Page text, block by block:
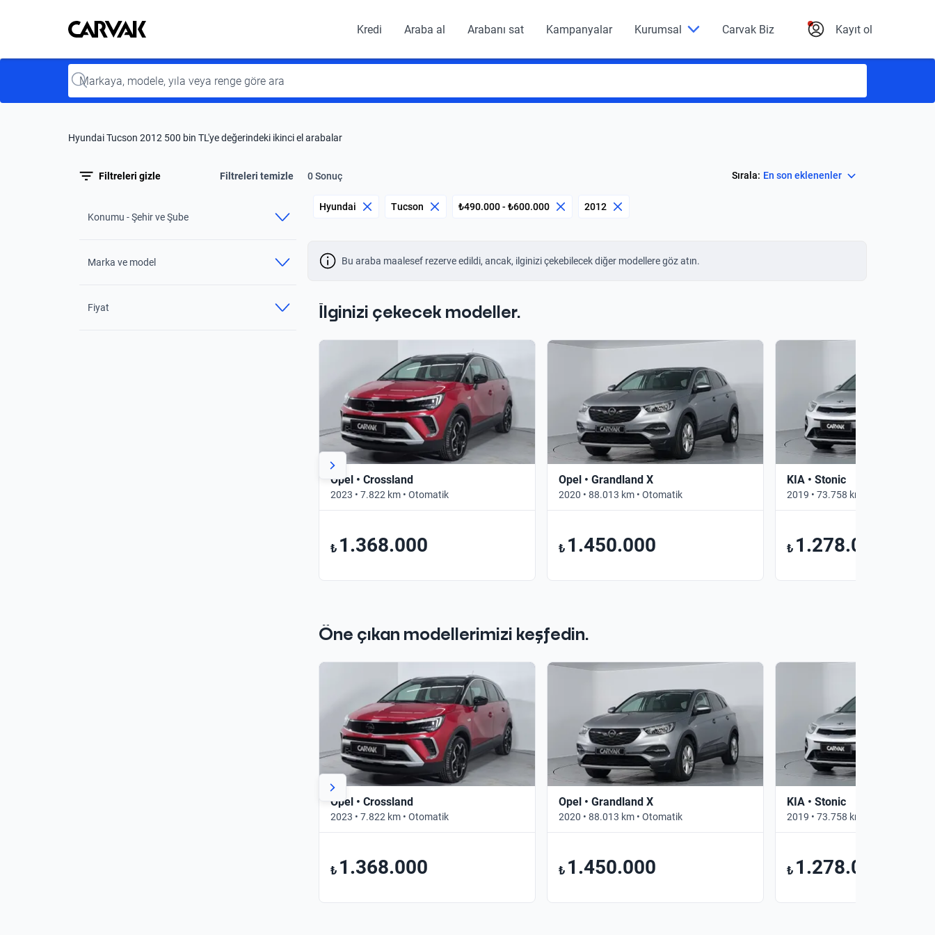
Kavak
Kavak Kredi Araba al Arabanı sat Kampanyalar Kurumsal Carvak Biz Kayıt ol
Input
Hyundai Tucson 2012 500 bin TL'ye değerindeki ikinci el arabalar
Filtreleri gizle Filtreleri temizle 0 Sonuç Sırala: En son eklenenler
Konumu - Şehir ve Şube
Marka ve model
Fiyat
Hyundai Tucson ₺490.000 - ₺600.000 2012
Bu araba maalesef rezerve edildi, ancak, ilginizi çekebilecek diğer modellere göz atın.
İlginizi çekecek modeller.
Opel • Crossland
2023 • 7.822 km • Otomatik
₺ 1.368.000
Opel • Grandland X
2020 • 88.013 km • Otomatik
₺ 1.450.000
KIA • Stonic
2019 • 73.758 km • Otomatik
₺ 1.278.000
Öne çıkan modellerimizi keşfedin.
Opel • Crossland
2023 • 7.822 km • Otomatik
₺ 1.368.000
Opel • Grandland X
2020 • 88.013 km • Otomatik
₺ 1.450.000
KIA • Stonic
2019 • 73.758 km • Otomatik
₺ 1.278.000